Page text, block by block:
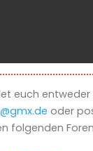
euch entweder
oder
folgenden